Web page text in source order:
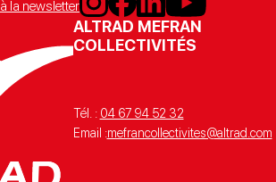
la newsletter
ALTRAD MEFRAN
COLLECTIVITÉS
Tél. : 04 67 94 52 32
Email :mefrancollectivites@altrad.com